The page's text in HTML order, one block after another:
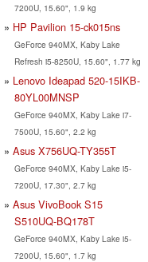
7200U, 15.60", 1.9 kg
HP Pavilion 15-ck015ns
GeForce 940MX, Kaby Lake
Refresh i5-8250U, 15.60", 1.77 kg
Lenovo Ideapad 520-15IKB-
80YL00MNSP
GeForce 940MX, Kaby Lake i7-
7500U, 15.60", 2.2 kg
Asus X756UQ-TY355T
GeForce 940MX, Kaby Lake i5-
7200U, 17.30", 2.7 kg
Asus VivoBook S15
S510UQ-BQ178T
GeForce 940MX, Kaby Lake i5-
7200U, 15.60", 1.7 kg